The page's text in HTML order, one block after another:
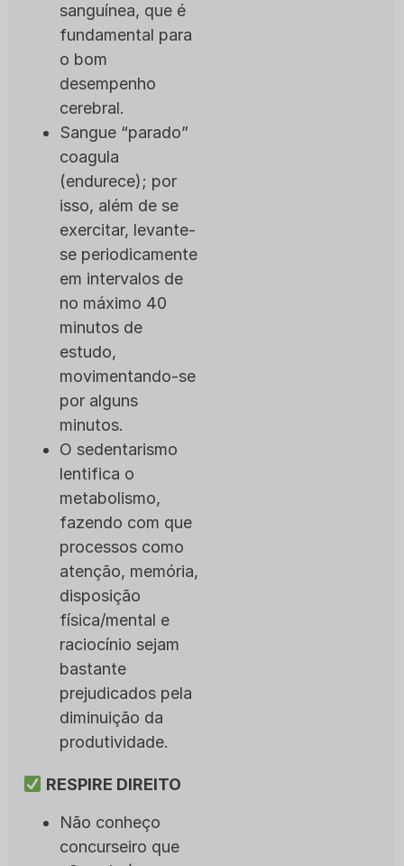
sanguínea, que é
fundamental para
o bom
desempenho
cerebral.
Sangue “parado”
coagula
(endurece); por
isso, além de se
exercitar, levante-
se periodicamente
em intervalos de
no máximo 40
minutos de
estudo,
movimentando-se
por alguns
minutos.
O sedentarismo
lentifica o
metabolismo,
fazendo com que
processos como
atenção, memória,
disposição
física/mental e
raciocínio sejam
bastante
prejudicados pela
diminuição da
produtividade.
RESPIRE DIREITO
Não conheço
concurseiro que